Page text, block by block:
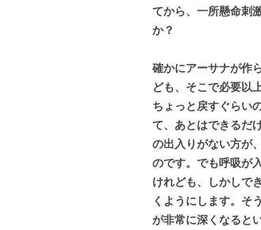
てから、一所懸命刺
か？
確かにアーサナが作
ども、そこで必要以
ちょっと戻すぐらい
て、あとはできるだ
の出入りがない方が
のです。でも呼吸が
けれども、しかしで
くようにします。そ
が非常に深くなると